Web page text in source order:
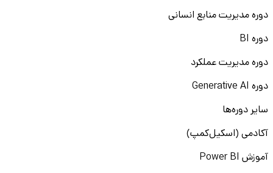
دوره مدیریت منابع انسانی
دوره BI
دوره مدیریت عملکرد
دوره Generative AI
سایر دوره‌ها
آکادمی (اسکیل‌کمپ)
آموزش Power BI